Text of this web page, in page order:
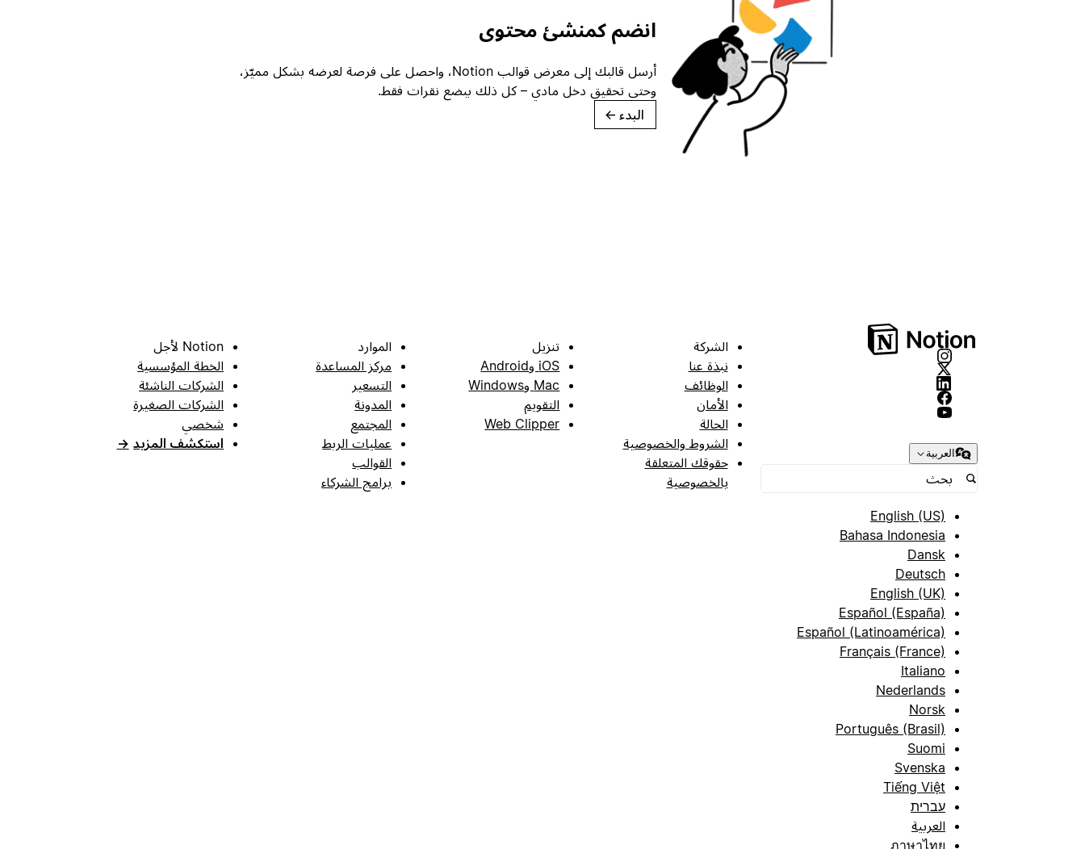
انضم كمنشئ محتوى
أرسل قالبك إلى معرض قوالب Notion، واحصل على فرصة لعرضه بشكل مميّز،
وحتى تحقيق دخل مادي – كل ذلك ببضع نقرات فقط.
البدء →
العربية
English (US)
Bahasa Indonesia
Dansk
Deutsch
English (UK)
Español (España)
Español (Latinoamérica)
Français (France)
Italiano
Nederlands
Norsk
Português (Brasil)
Suomi
Svenska
Tiếng Việt
עברית
العربية
ภาษาไทย
الشركة
نبذة عنا
الوظائف
الأمان
الحالة
الشروط والخصوصية
حقوقك المتعلقة
بالخصوصية
تنزيل
iOS وAndroid
Mac وWindows
التقويم
Web Clipper
الموارد
مركز المساعدة
التسعير
المدونة
المجتمع
عمليات الربط
القوالب
برامج الشركاء
Notion لأجل
الخطة المؤسسية
الشركات الناشئة
الشركات الصغيرة
شخصي
استكشف المزيد →